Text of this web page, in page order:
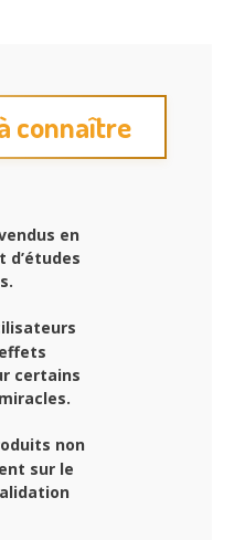
connaître
en
d’études
certains
non
sur le